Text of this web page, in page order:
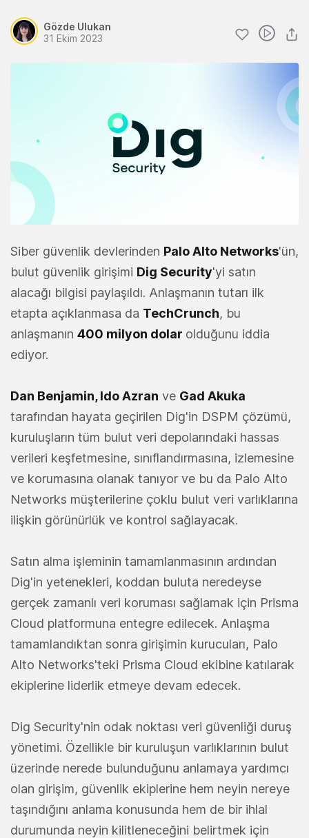
Gözde Ulukan
31 Ekim 2023
Siber güvenlik devlerinden Palo Alto Networks'ün,
bulut güvenlik girişimi Dig Security'yi satın
alacağı bilgisi paylaşıldı. Anlaşmanın tutarı ilk
etapta açıklanmasa da TechCrunch, bu
anlaşmanın 400 milyon dolar olduğunu iddia
ediyor.
Dan Benjamin, Ido Azran ve Gad Akuka
tarafından hayata geçirilen Dig'in DSPM çözümü,
kuruluşların tüm bulut veri depolarındaki hassas
verileri keşfetmesine, sınıflandırmasına, izlemesine
ve korumasına olanak tanıyor ve bu da Palo Alto
Networks müşterilerine çoklu bulut veri varlıklarına
ilişkin görünürlük ve kontrol sağlayacak.
Satın alma işleminin tamamlanmasının ardından
Dig'in yetenekleri, koddan buluta neredeyse
gerçek zamanlı veri koruması sağlamak için Prisma
Cloud platformuna entegre edilecek. Anlaşma
tamamlandıktan sonra girişimin kurucuları, Palo
Alto Networks'teki Prisma Cloud ekibine katılarak
ekiplerine liderlik etmeye devam edecek.
Dig Security'nin odak noktası veri güvenliği duruş
yönetimi. Özellikle bir kuruluşun varlıklarının bulut
üzerinde nerede bulunduğunu anlamaya yardımcı
olan girişim, güvenlik ekiplerine hem neyin nereye
taşındığını anlama konusunda hem de bir ihlal
durumunda neyin kilitleneceğini belirtmek için